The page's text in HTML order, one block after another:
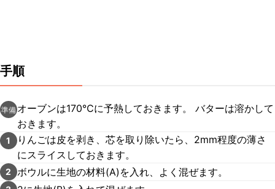
手順
準備 オーブンは170℃に予熱しておきます。 バターは溶かして
おきます。
1
りんごは皮を剥き、芯を取り除いたら、2mm程度の薄さ
にスライスしておきます。
2 ボウルに生地の材料(A)を入れ、よく混ぜます。